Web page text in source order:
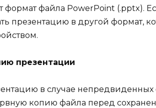
файла PowerPoint (.pptx).
презентацию в другой формат,
презентации
в случае непредвиденных
копию файла перед